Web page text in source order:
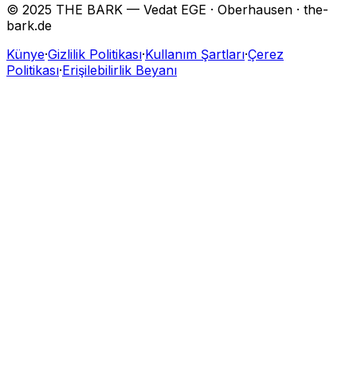
© 2025 THE BARK — Vedat EGE · Oberhausen · the-
bark.de
Künye·Gizlilik Politikası·Kullanım Şartları·Çerez
Politikası·Erişilebilirlik Beyanı